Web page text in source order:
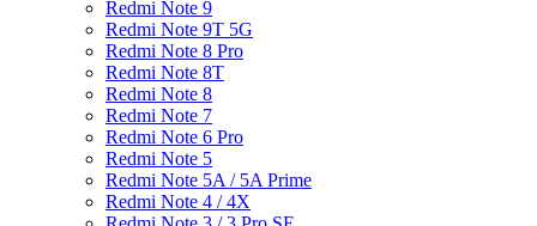
Redmi Note 9
Redmi Note 9T 5G
Redmi Note 8 Pro
Redmi Note 8T
Redmi Note 8
Redmi Note 7
Redmi Note 6 Pro
Redmi Note 5
Redmi Note 5A / 5A Prime
Redmi Note 4 / 4X